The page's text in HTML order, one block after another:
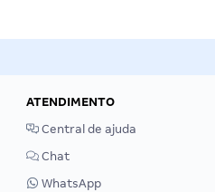
ATENDIMENTO
Central de ajuda
Chat
WhatsApp